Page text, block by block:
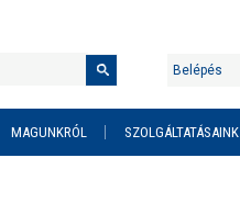
Belépés
MAGUNKRÓL SZOLGÁLTATÁSAINK